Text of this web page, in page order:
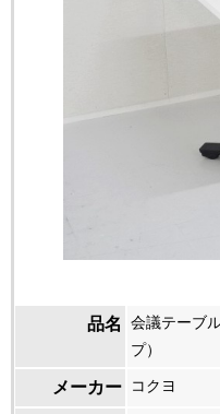
品名
会議テーブ
プ）
メーカー コクヨ